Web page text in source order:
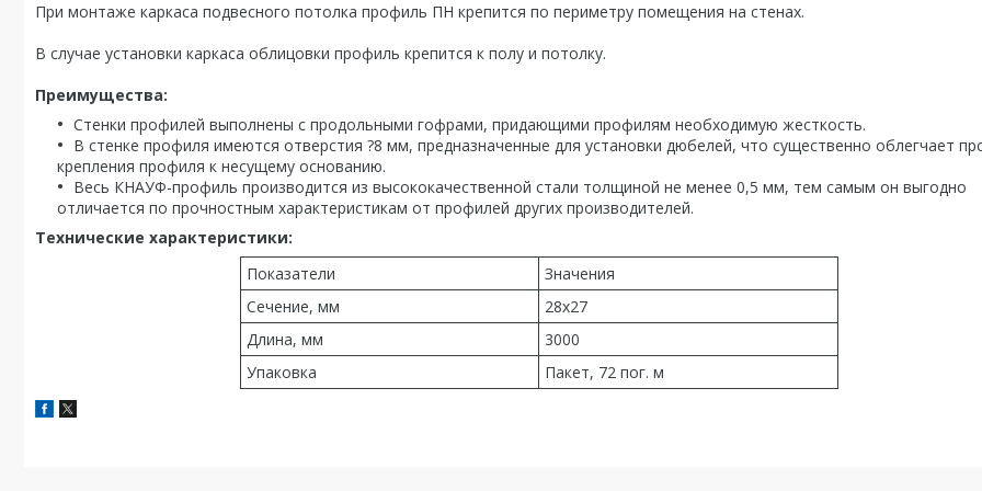
При монтаже каркаса подвесного потолка профиль ПН крепится по периметру помещения на стенах.
В случае установки каркаса облицовки профиль крепится к полу и потолку.
Преимущества:
Стенки профилей выполнены с продольными гофрами, придающими профилям необходимую жесткость.
В стенке профиля имеются отверстия ?8 мм, предназначенные для установки дюбелей, что существенно облегчает
крепления профиля к несущему основанию.
Весь КНАУФ-профиль производится из высококачественной стали толщиной не менее 0,5 мм, тем самым он выгодно
отличается по прочностным характеристикам от профилей других производителей.
Технические характеристики:
Показатели
Значения
Сечение, мм
28x27
Длина, мм
3000
Упаковка
Пакет, 72 пог. м